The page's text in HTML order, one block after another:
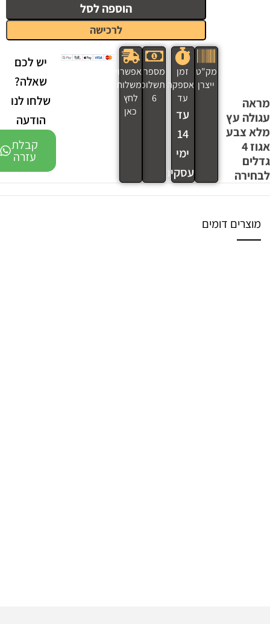
הוספה לסל
לרכישה
מראה
עגולה עץ
מלא צבע
אגוז 4
גדלים
לבחירה
מק"ט
ייצרן
זמן
אספקה
עד
עד
14
ימי
עסקים
מספר
תשלומים
6
אפשרויות
משלוח
לחץ
כאן
יש לכם
שאלה?
שלחו לנו
הודעה
קבלת
עזרה
מוצרים דומים